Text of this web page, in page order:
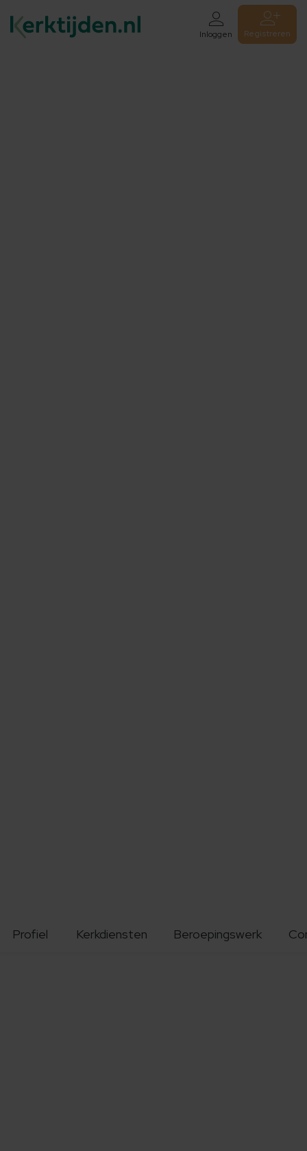
Inloggen Registreren
Profiel Kerkdiensten Beroepingswerk